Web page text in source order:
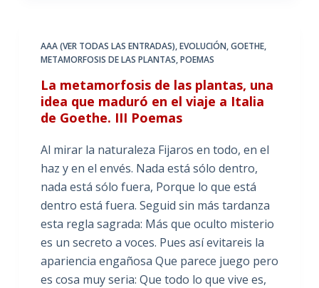
AAA (VER TODAS LAS ENTRADAS),EVOLUCIÓN,GOETHE,
METAMORFOSIS DE LAS PLANTAS,POEMAS
La metamorfosis de las plantas, una
idea que maduró en el viaje a Italia
de Goethe. III Poemas
Al mirar la naturaleza Fijaros en todo, en el
haz y en el envés. Nada está sólo dentro,
nada está sólo fuera, Porque lo que está
dentro está fuera. Seguid sin más tardanza
esta regla sagrada: Más que oculto misterio
es un secreto a voces. Pues así evitareis la
apariencia engañosa Que parece juego pero
es cosa muy seria: Que todo lo que vive es,